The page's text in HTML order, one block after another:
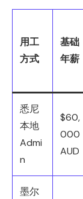
用工
方式
基础
年薪
悉尼
本地
Admi
n
$60,
000
AUD
墨尔